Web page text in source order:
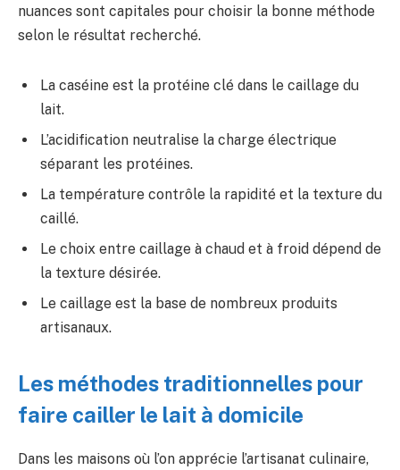
nuances sont capitales pour choisir la bonne méthode
selon le résultat recherché.
La caséine est la protéine clé dans le caillage du
lait.
L’acidification neutralise la charge électrique
séparant les protéines.
La température contrôle la rapidité et la texture du
caillé.
Le choix entre caillage à chaud et à froid dépend de
la texture désirée.
Le caillage est la base de nombreux produits
artisanaux.
Les méthodes traditionnelles pour
faire cailler le lait à domicile
Dans les maisons où l’on apprécie l’artisanat culinaire,